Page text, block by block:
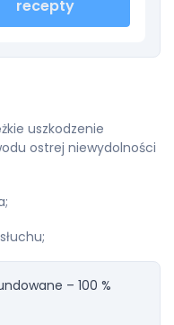
recepty
uszkodzenie
ostrej niewydolności
– 100 %